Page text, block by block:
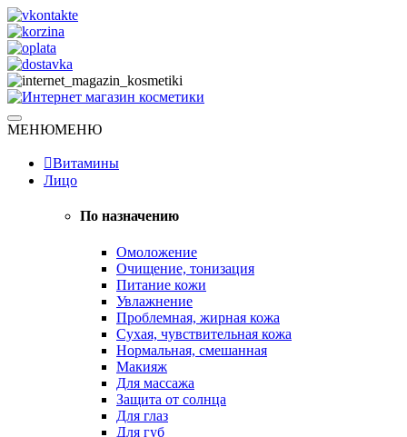
Skip
to
content
Интернет магазин косметики
Натуральная косметика
МЕНЮМЕНЮ
Витамины
Лицо
По назначению
Омоложение
Очищение, тонизация
Питание кожи
Увлажнение
Проблемная, жирная кожа
Сухая, чувствительная кожа
Нормальная, смешанная
Макияж
Для массажа
Защита от солнца
Для глаз
Для губ